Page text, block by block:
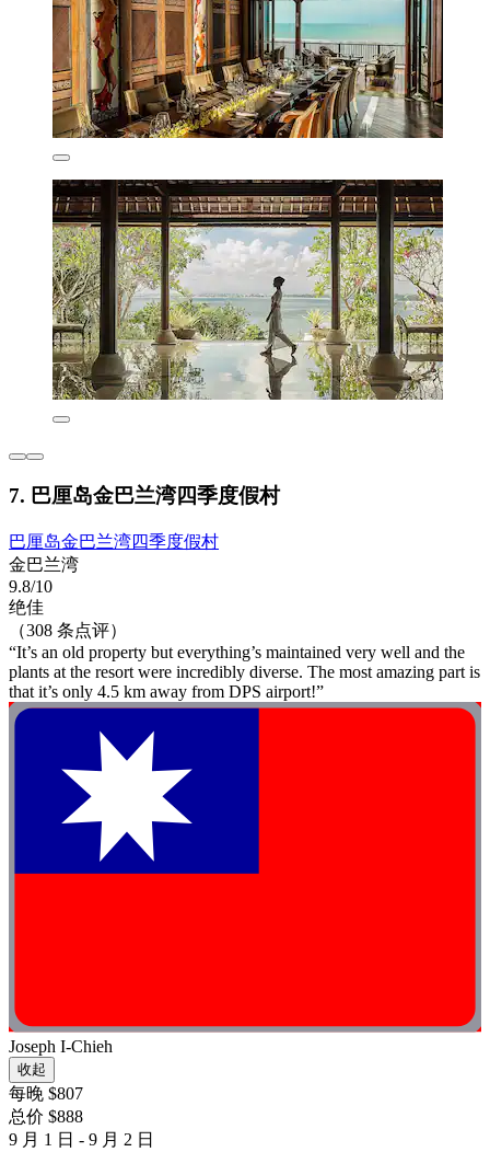
7. 巴厘岛金巴兰湾四季度假村
巴厘岛金巴兰湾四季度假村
金巴兰湾
9.8/10
绝佳
（308 条点评）
“It’s an old property but everything’s maintained very well and the
plants at the resort were incredibly diverse. The most amazing part is
that it’s only 4.5 km away from DPS airport!”
Joseph I-Chieh
收起
每晚 $807
总价 $888
9 月 1 日 - 9 月 2 日